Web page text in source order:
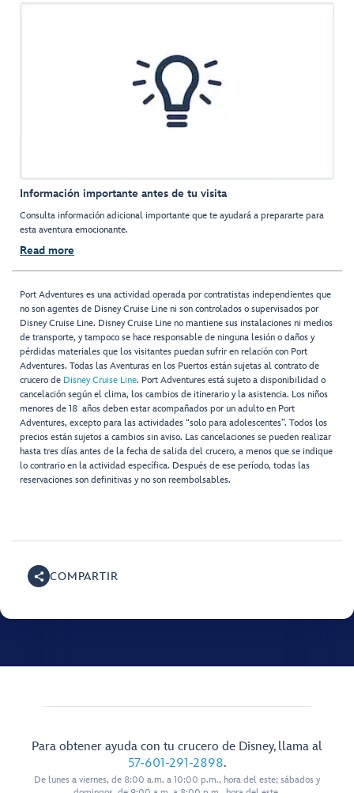
Información importante antes de tu visita
Consulta información adicional importante que te ayudará a prepararte para
esta aventura emocionante.
Read more
Port Adventures es una actividad operada por contratistas independientes que
no son agentes de Disney Cruise Line ni son controlados o supervisados por
Disney Cruise Line. Disney Cruise Line no mantiene sus instalaciones ni medios
de transporte, y tampoco se hace responsable de ninguna lesión o daños y
pérdidas materiales que los visitantes puedan sufrir en relación con Port
Adventures. Todas las Aventuras en los Puertos están sujetas al contrato de
crucero de Disney Cruise Line. Port Adventures está sujeto a disponibilidad o
cancelación según el clima, los cambios de itinerario y la asistencia. Los niños
menores de 18 años deben estar acompañados por un adulto en Port
Adventures, excepto para las actividades “solo para adolescentes”. Todos los
precios están sujetos a cambios sin aviso. Las cancelaciones se pueden realizar
hasta tres días antes de la fecha de salida del crucero, a menos que se indique
lo contrario en la actividad específica. Después de ese período, todas las
reservaciones son definitivas y no son reembolsables.
COMPARTIR
Para obtener ayuda con tu crucero de Disney, llama al
57-601-291-2898.
De lunes a viernes, de 8:00 a.m. a 10:00 p.m., hora del este; sábados y